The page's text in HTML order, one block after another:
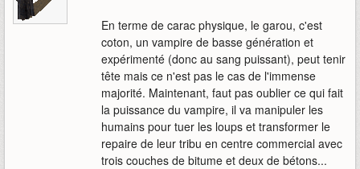
En terme de carac physique, le garou, c'est
coton, un vampire de basse génération et
expérimenté (donc au sang puissant), peut tenir
tête mais ce n'est pas le cas de l'immense
majorité. Maintenant, faut pas oublier ce qui fait
la puissance du vampire, il va manipuler les
humains pour tuer les loups et transformer le
repaire de leur tribu en centre commercial avec
trois couches de bitume et deux de bétons...